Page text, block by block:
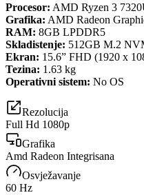
Procesor: AMD Ryzen 3
Grafika: AMD Radeon
RAM: 8GB LPDDR5
Skladistenje: 512GB M.2
Ekran: 15.6” FHD (1920 x
Tezina: 1.63 kg
Operativni sistem: No OS
Rezolucija
Full Hd 1080p
Grafika
Amd Radeon Integrisana
Osvježavanje
60 Hz